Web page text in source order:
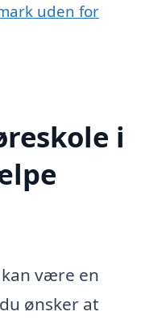
uden for
i
være en
ønsker at